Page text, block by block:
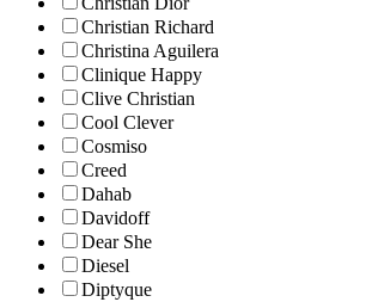
Christian Richard
Christina Aguilera
Clinique Happy
Clive Christian
Cool Clever
Cosmiso
Creed
Dahab
Davidoff
Dear She
Diesel
Diptyque